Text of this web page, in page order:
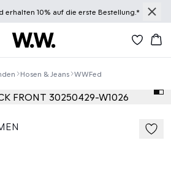
erhalten 10% auf die erste Bestellung.*
Hosen & Jeans WWFed